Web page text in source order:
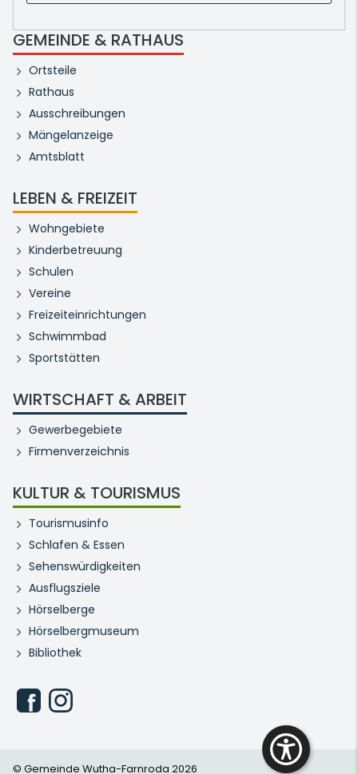
GEMEINDE & RATHAUS
Ortsteile
Rathaus
Ausschreibungen
Mängelanzeige
Amtsblatt
LEBEN & FREIZEIT
Wohngebiete
Kinderbetreuung
Schulen
Vereine
Freizeiteinrichtungen
Schwimmbad
Sportstätten
WIRTSCHAFT & ARBEIT
Gewerbegebiete
Firmenverzeichnis
KULTUR & TOURISMUS
Tourismusinfo
Schlafen & Essen
Sehenswürdigkeiten
Ausflugsziele
Hörselberge
Hörselbergmuseum
Bibliothek
© Gemeinde Wutha-Farnroda 2026